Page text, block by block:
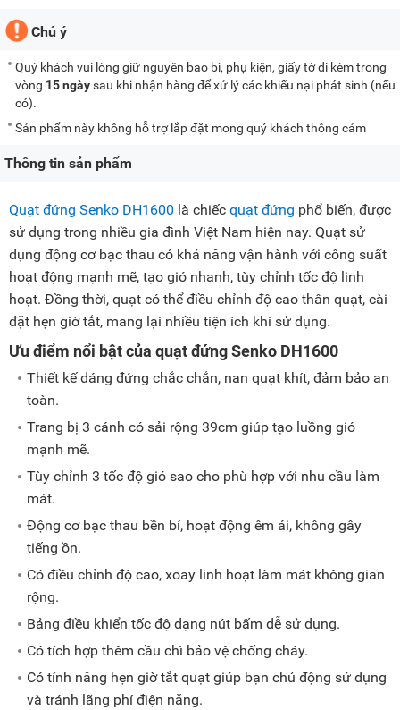
Chú ý
Quý khách vui lòng giữ nguyên bao bì, phụ kiện, giấy tờ đi kèm trong
vòng 15 ngàysau khi nhận hàng để xử lý các khiếu nại phát sinh (nếu
có).
Sản phẩm này không hỗ trợ lắp đặt mong quý khách thông cảm
Thông tin sản phẩm
Quạt đứng Senko DH1600 là chiếc quạt đứng phổ biến, được
sử dụng trong nhiều gia đình Việt Nam hiện nay. Quạt sử
dụng động cơ bạc thau có khả năng vận hành với công suất
hoạt động mạnh mẽ, tạo gió nhanh, tùy chỉnh tốc độ linh
hoạt. Đồng thời, quạt có thể điều chỉnh độ cao thân quạt, cài
đặt hẹn giờ tắt, mang lại nhiều tiện ích khi sử dụng.
Ưu điểm nổi bật của quạt đứng Senko DH1600
Thiết kế dáng đứng chắc chắn, nan quạt khít, đảm bảo an
toàn.
Trang bị 3 cánh có sải rộng 39cm giúp tạo luồng gió
mạnh mẽ.
Tùy chỉnh 3 tốc độ gió sao cho phù hợp với nhu cầu làm
mát.
Động cơ bạc thau bền bỉ, hoạt động êm ái, không gây
tiếng ồn.
Có điều chỉnh độ cao, xoay linh hoạt làm mát không gian
rộng.
Bảng điều khiển tốc độ dạng nút bấm dễ sử dụng.
Có tích hợp thêm cầu chì bảo vệ chống cháy.
Có tính năng hẹn giờ tắt quạt giúp bạn chủ động sử dụng
và tránh lãng phí điện năng.